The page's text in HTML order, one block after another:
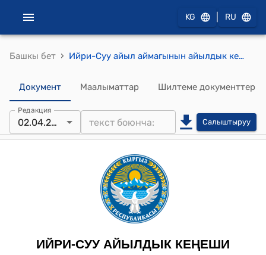
KG RU
Башкы бет › Ийри-Суу айыл аймагынын айылдык кеңешинин 2024-жылдын 2-апрели № 16 Корс-Этти айылынын тургуну Шаимкулова Чынаркандын арызын канааттандыруу жөнүндө токтому
Документ Маалыматтар Шилтеме документтер
Редакция
02.04.2024 Салыштыруу